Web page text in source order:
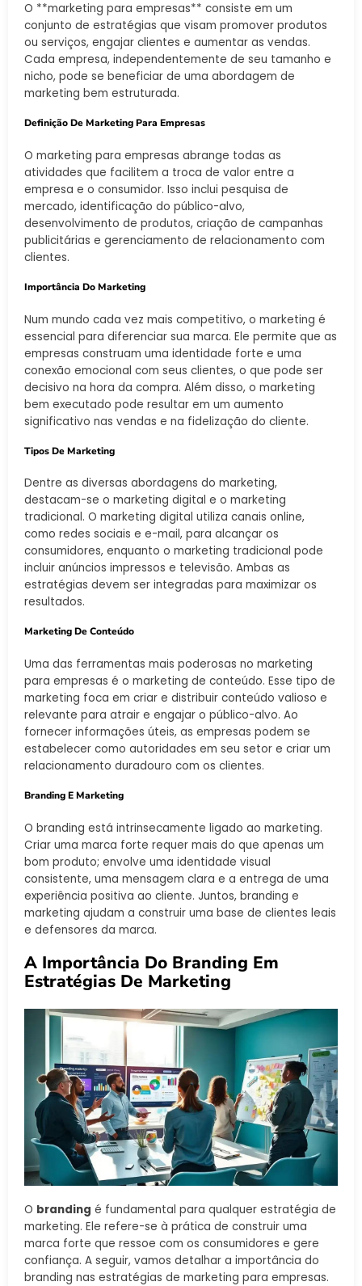
O **marketing para empresas** consiste em um
conjunto de estratégias que visam promover produtos
ou serviços, engajar clientes e aumentar as vendas.
Cada empresa, independentemente de seu tamanho e
nicho, pode se beneficiar de uma abordagem de
marketing bem estruturada.
Definição De Marketing Para Empresas
O marketing para empresas abrange todas as
atividades que facilitem a troca de valor entre a
empresa e o consumidor. Isso inclui pesquisa de
mercado, identificação do público-alvo,
desenvolvimento de produtos, criação de campanhas
publicitárias e gerenciamento de relacionamento com
clientes.
Importância Do Marketing
Num mundo cada vez mais competitivo, o marketing é
essencial para diferenciar sua marca. Ele permite que as
empresas construam uma identidade forte e uma
conexão emocional com seus clientes, o que pode ser
decisivo na hora da compra. Além disso, o marketing
bem executado pode resultar em um aumento
significativo nas vendas e na fidelização do cliente.
Tipos De Marketing
Dentre as diversas abordagens do marketing,
destacam-se o marketing digital e o marketing
tradicional. O marketing digital utiliza canais online,
como redes sociais e e-mail, para alcançar os
consumidores, enquanto o marketing tradicional pode
incluir anúncios impressos e televisão. Ambas as
estratégias devem ser integradas para maximizar os
resultados.
Marketing De Conteúdo
Uma das ferramentas mais poderosas no marketing
para empresas é o marketing de conteúdo. Esse tipo de
marketing foca em criar e distribuir conteúdo valioso e
relevante para atrair e engajar o público-alvo. Ao
fornecer informações úteis, as empresas podem se
estabelecer como autoridades em seu setor e criar um
relacionamento duradouro com os clientes.
Branding E Marketing
O branding está intrinsecamente ligado ao marketing.
Criar uma marca forte requer mais do que apenas um
bom produto; envolve uma identidade visual
consistente, uma mensagem clara e a entrega de uma
experiência positiva ao cliente. Juntos, branding e
marketing ajudam a construir uma base de clientes leais
e defensores da marca.
A Importância Do Branding Em
Estratégias De Marketing
O branding é fundamental para qualquer estratégia de
marketing. Ele refere-se à prática de construir uma
marca forte que ressoe com os consumidores e gere
confiança. A seguir, vamos detalhar a importância do
branding nas estratégias de marketing para empresas.